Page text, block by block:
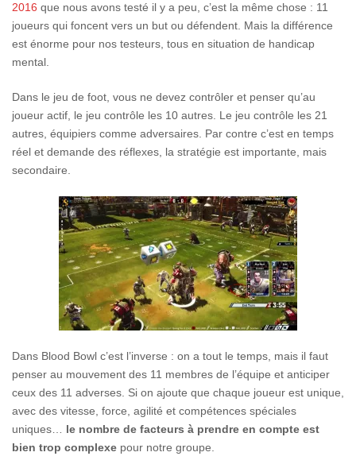
2016 que nous avons testé il y a peu, c’est la même chose : 11
joueurs qui foncent vers un but ou défendent. Mais la différence
est énorme pour nos testeurs, tous en situation de handicap
mental.
Dans le jeu de foot, vous ne devez contrôler et penser qu’au
joueur actif, le jeu contrôle les 10 autres. Le jeu contrôle les 21
autres, équipiers comme adversaires. Par contre c’est en temps
réel et demande des réflexes, la stratégie est importante, mais
secondaire.
Dans Blood Bowl c’est l’inverse : on a tout le temps, mais il faut
penser au mouvement des 11 membres de l’équipe et anticiper
ceux des 11 adverses. Si on ajoute que chaque joueur est unique,
avec des vitesse, force, agilité et compétences spéciales
uniques… le nombre de facteurs à prendre en compte est
bien trop complexe pour notre groupe.